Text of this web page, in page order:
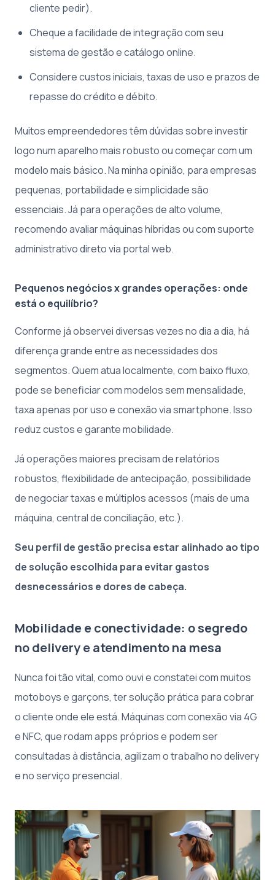
cliente pedir).
Cheque a facilidade de integração com seu
sistema de gestão e catálogo online.
Considere custos iniciais, taxas de uso e prazos de
repasse do crédito e débito.
Muitos empreendedores têm dúvidas sobre investir
logo num aparelho mais robusto ou começar com um
modelo mais básico. Na minha opinião, para empresas
pequenas, portabilidade e simplicidade são
essenciais. Já para operações de alto volume,
recomendo avaliar máquinas híbridas ou com suporte
administrativo direto via portal web.
Pequenos negócios x grandes operações: onde
está o equilíbrio?
Conforme já observei diversas vezes no dia a dia, há
diferença grande entre as necessidades dos
segmentos. Quem atua localmente, com baixo fluxo,
pode se beneficiar com modelos sem mensalidade,
taxa apenas por uso e conexão via smartphone. Isso
reduz custos e garante mobilidade.
Já operações maiores precisam de relatórios
robustos, flexibilidade de antecipação, possibilidade
de negociar taxas e múltiplos acessos (mais de uma
máquina, central de conciliação, etc.).
Seu perfil de gestão precisa estar alinhado ao tipo
de solução escolhida para evitar gastos
desnecessários e dores de cabeça.
Mobilidade e conectividade: o segredo
no delivery e atendimento na mesa
Nunca foi tão vital, como ouvi e constatei com muitos
motoboys e garçons, ter solução prática para cobrar
o cliente onde ele está. Máquinas com conexão via 4G
e NFC, que rodam apps próprios e podem ser
consultadas à distância, agilizam o trabalho no delivery
e no serviço presencial.